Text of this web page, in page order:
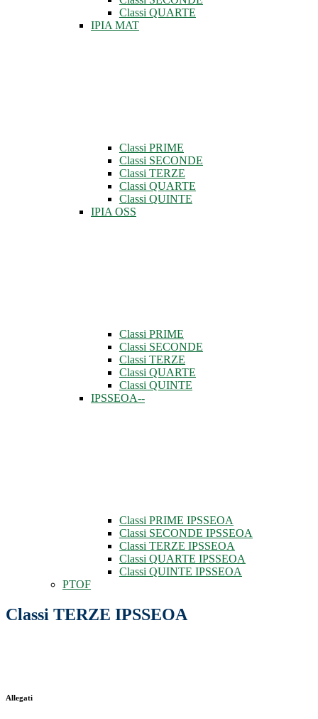
Classi QUARTE
IPIA MAT
Classi PRIME
Classi SECONDE
Classi TERZE
Classi QUARTE
Classi QUINTE
IPIA OSS
Classi PRIME
Classi SECONDE
Classi TERZE
Classi QUARTE
Classi QUINTE
IPSSEOA--
Classi PRIME IPSSEOA
Classi SECONDE IPSSEOA
Classi TERZE IPSSEOA
Classi QUARTE IPSSEOA
Classi QUINTE IPSSEOA
PTOF
Classi TERZE IPSSEOA
Allegati